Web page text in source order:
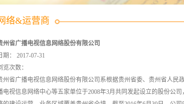
络&运营商
州省广播电视信息网络股份有限公司
期：
2017-07-31
览次数：
州省广播电视信息网络股份有限公司系根据贵州省委、贵州省人
电视信息网络中心等五家单位于2008年3月共同发起设立的股份公